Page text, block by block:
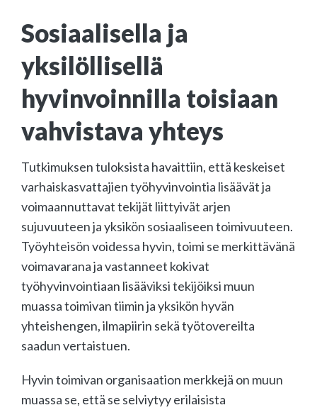
Sosiaalisella ja
yksilöllisellä
hyvinvoinnilla toisiaan
vahvistava yhteys
Tutkimuksen tuloksista havaittiin, että keskeiset
varhaiskasvattajien työhyvinvointia lisäävät ja
voimaannuttavat tekijät liittyivät arjen
sujuvuuteen ja yksikön sosiaaliseen toimivuuteen.
Työyhteisön voidessa hyvin, toimi se merkittävänä
voimavarana ja vastanneet kokivat
työhyvinvointiaan lisääviksi tekijöiksi muun
muassa toimivan tiimin ja yksikön hyvän
yhteishengen, ilmapiirin sekä työtovereilta
saadun vertaistuen.
Hyvin toimivan organisaation merkkejä on muun
muassa se, että se selviytyy erilaisista